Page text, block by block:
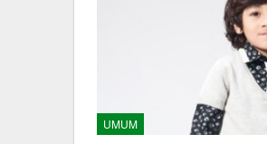
UMUM